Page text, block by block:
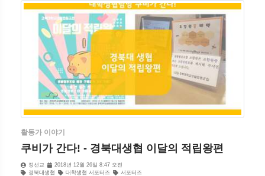
활동가 이야기
쿠비가 간다! - 경북대생협 이달의 적립왕편
정선교
2018년 12월 26일 8:47 오전
경북대생협
대학생협 서포터즈 서포터즈